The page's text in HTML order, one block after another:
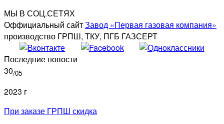
МЫ В СОЦ.СЕТЯХ
Оффициальный сайтЗавод «Первая газовая компания»
производство ГРПШ, ТКУ, ПГБ ГАЗСЕРТ
Последние новости
30/05
2023 г
При заказе ГРПШ скидка